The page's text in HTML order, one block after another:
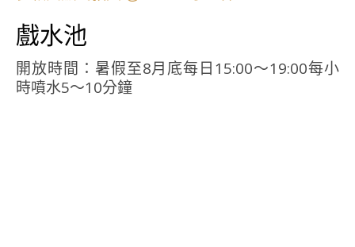
戲水池
開放時間：暑假至8月底每日15:00～19:00每小
時噴水5～10分鐘